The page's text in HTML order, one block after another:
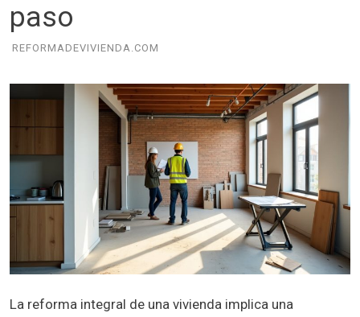
paso
REFORMADEVIVIENDA.COM
La reforma integral de una vivienda implica una